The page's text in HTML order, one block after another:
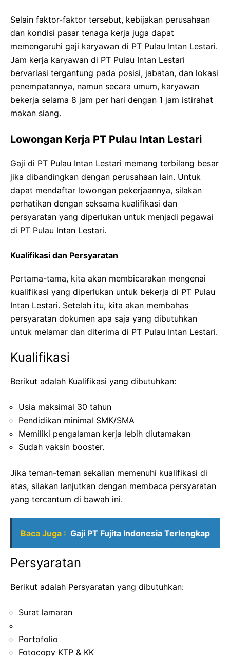
Selain faktor-faktor tersebut, kebijakan perusahaan
dan kondisi pasar tenaga kerja juga dapat
memengaruhi gaji karyawan di PT Pulau Intan Lestari.
Jam kerja karyawan di PT Pulau Intan Lestari
bervariasi tergantung pada posisi, jabatan, dan lokasi
penempatannya, namun secara umum, karyawan
bekerja selama 8 jam per hari dengan 1 jam istirahat
makan siang.
Lowongan Kerja PT Pulau Intan Lestari
Gaji di PT Pulau Intan Lestari memang terbilang besar
jika dibandingkan dengan perusahaan lain. Untuk
dapat mendaftar lowongan pekerjaannya, silakan
perhatikan dengan seksama kualifikasi dan
persyaratan yang diperlukan untuk menjadi pegawai
di PT Pulau Intan Lestari.
Kualifikasi dan Persyaratan
Pertama-tama, kita akan membicarakan mengenai
kualifikasi yang diperlukan untuk bekerja di PT Pulau
Intan Lestari. Setelah itu, kita akan membahas
persyaratan dokumen apa saja yang dibutuhkan
untuk melamar dan diterima di PT Pulau Intan Lestari.
Kualifikasi
Berikut adalah Kualifikasi yang dibutuhkan:
Usia maksimal 30 tahun
Pendidikan minimal SMK/SMA
Memiliki pengalaman kerja lebih diutamakan
Sudah vaksin booster.
Jika teman-teman sekalian memenuhi kualifikasi di
atas, silakan lanjutkan dengan membaca persyaratan
yang tercantum di bawah ini.
Baca Juga : Gaji PT Fujita Indonesia Terlengkap
Persyaratan
Berikut adalah Persyaratan yang dibutuhkan:
Surat lamaran
Portofolio
Fotocopy KTP & KK